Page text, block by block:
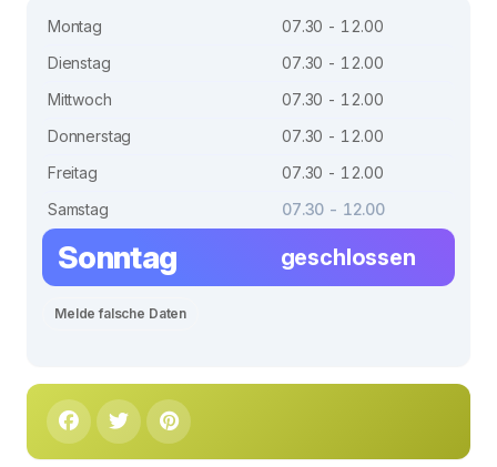
Montag
07.30 - 12.00
Dienstag
07.30 - 12.00
Mittwoch
07.30 - 12.00
Donnerstag
07.30 - 12.00
Freitag
07.30 - 12.00
Samstag
07.30 - 12.00
Sonntag geschlossen
Melde falsche Daten